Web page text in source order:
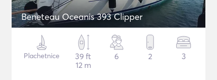
Beneteau Oceanis 393 Clipper
Plachetnice
39 ft
12 m
6 2 3